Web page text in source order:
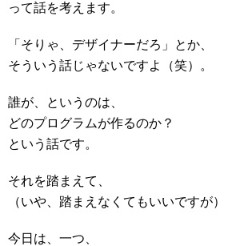
って話を考えます。
「そりゃ、デザイナーだろ」とか、
そういう話じゃないですよ（笑）。
誰が、というのは、
どのプログラムが作るのか？
という話です。
それを踏まえて、
（いや、踏まえなくてもいいですが）
今日は、一つ、